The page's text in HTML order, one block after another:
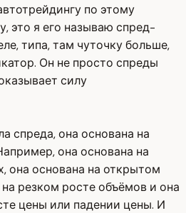
по этому
это я его называю спред-
типа, там чуточку больше,
Он не просто спреды
силу
спреда, она основана на
она основана на
она основана на открытом
резком росте объёмов и она
цены или падении цены. И